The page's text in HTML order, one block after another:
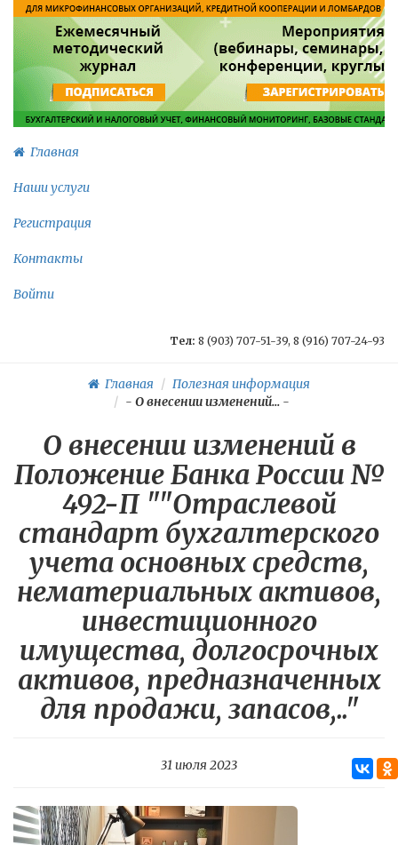
Главная
Наши услуги
Регистрация
Контакты
Войти
Тел: 8 (903) 707-51-39, 8 (916) 707-24-93
Главная
Полезная информация
- О внесении изменений...-
О внесении изменений в
Положение Банка России №
492-П ""Отраслевой
стандарт бухгалтерского
учета основных средств,
нематериальных активов,
инвестиционного
имущества, долгосрочных
активов, предназначенных
для продажи, запасов,.."
31 июля 2023